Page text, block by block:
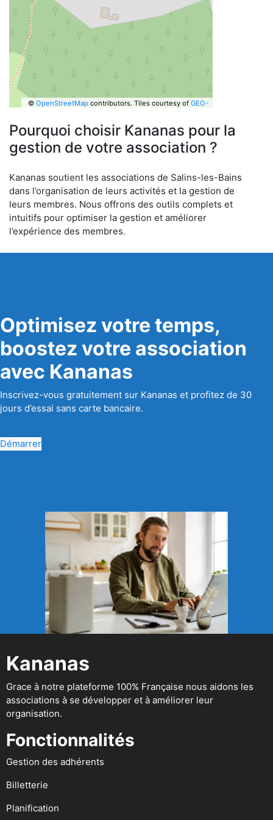
© OpenStreetMapcontributors. Tiles courtesy of GEO-
Pourquoi choisir Kananas pour la
gestion de votre association ?
Kananas soutient les associations de Salins-les-Bains
dans l’organisation de leurs activités et la gestion de
leurs membres. Nous offrons des outils complets et
intuitifs pour optimiser la gestion et améliorer
l’expérience des membres.
Optimisez votre temps,
boostez votre association
avec Kananas
Inscrivez-vous gratuitement sur Kananas et profitez de 30
jours d’essai sans carte bancaire.
Démarrer
Kananas
Grace à notre plateforme 100% Française nous aidons les
associations à se développer et à améliorer leur
organisation.
Fonctionnalités
Gestion des adhérents
Billetterie
Planification